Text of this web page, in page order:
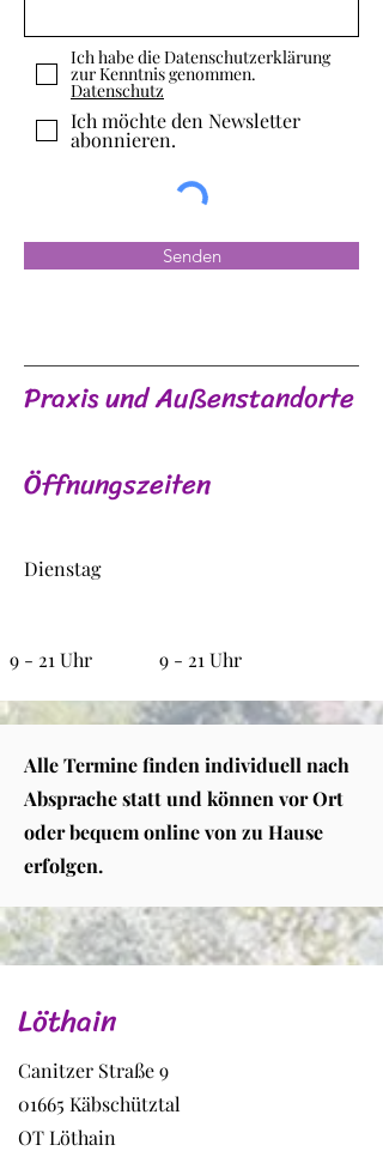
Ich habe die Datenschutzerklärung
zur Kenntnis genommen.
Datenschutz
Ich möchte den Newsletter
abonnieren.
Senden
Praxis und Außenstandorte
Öffnungszeiten
Dienstag
9 - 21 Uhr 9 - 21 Uhr
Alle Termine finden individuell nach
Absprache statt und können vor Ort
oder bequem online von zu Hause
erfolgen.
Löthain
Canitzer Straße 9
01665 Käbschütztal
OT Löthain